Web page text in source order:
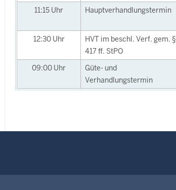
11:15 Uhr Hauptverhandlungstermin
12:30 Uhr
HVT im beschl. Verf. gem. §
417 ff. StPO
09:00 Uhr
Güte- und
Verhandlungstermin